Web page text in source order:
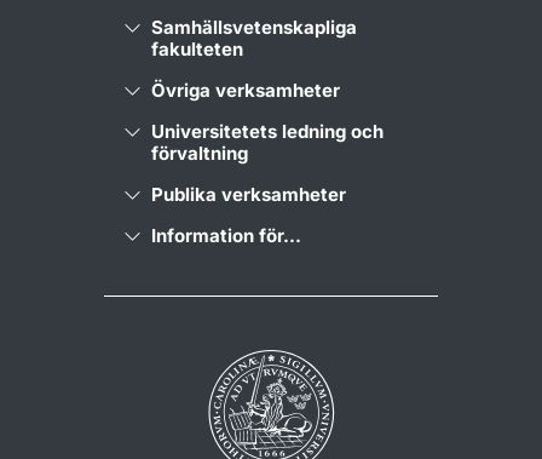
Samhällsvetenskapliga
fakulteten
Övriga verksamheter
Universitetets ledning och
förvaltning
Publika verksamheter
Information för...